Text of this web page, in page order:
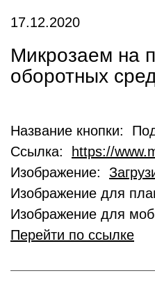
17.12.2020
Микрозаем на
оборотных
Название кнопки:
Ссылка:
https://
Изображение:
Изображение для
Изображение для
Перейти по ссылке